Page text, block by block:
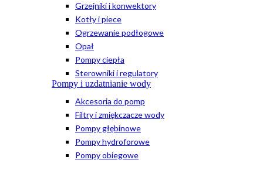
Grzejniki i konwektory
Kotły i piece
Ogrzewanie podłogowe
Opał
Pompy ciepła
Sterowniki i regulatory
Pompy i uzdatnianie wody
Akcesoria do pomp
Filtry i zmiękczacze wody
Pompy głębinowe
Pompy hydroforowe
Pompy obiegowe